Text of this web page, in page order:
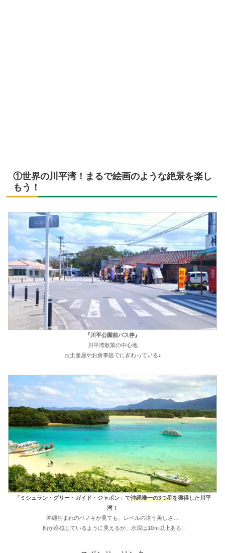
①世界の川平湾！まるで絵画のような絶景を楽し
もう！
『川平公園前バス停』
川平湾散策の中心地
お土産屋やお食事処でにぎわっている♪
「ミシュラン・グリー・ガイド・ジャポン」で沖縄唯一の3つ星を獲得した川平
湾！
沖縄生まれのベノキが見ても、レベルの違う美しさ…
船が座礁しているように見えるが、水深は10ｍ以上ある!